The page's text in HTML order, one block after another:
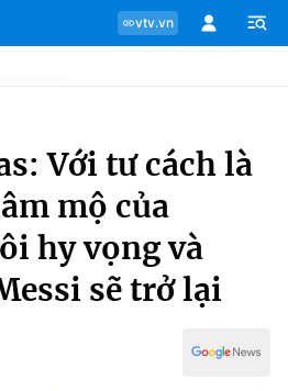
vtv.vn
Với tư cách là
mộ của
hy vọng và
sẽ trở lại